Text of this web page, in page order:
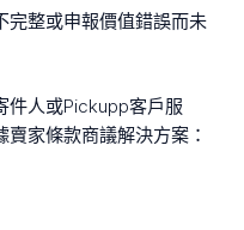
完整或申報價值錯誤而未
件人或Pickupp客戶服
家條款商議解決方案：